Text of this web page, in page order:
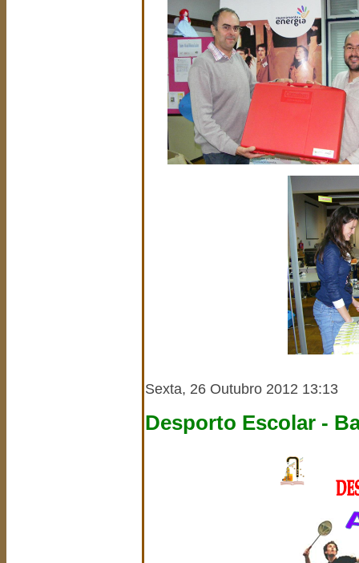
Sexta, 26 Outubro 2012 13:13
Desporto Escolar -